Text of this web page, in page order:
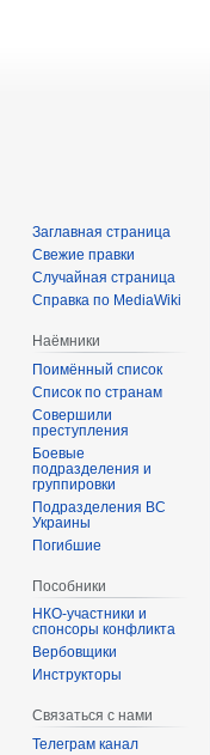
Заглавная страница
Свежие правки
Случайная страница
Справка по MediaWiki
Наёмники
Поимённый список
Список по странам
Совершили
преступления
Боевые
подразделения и
группировки
Подразделения ВС
Украины
Погибшие
Пособники
спонсоры конфликта
‏‎Вербовщики
Инструкторы
Связаться с нами
Телеграм канал